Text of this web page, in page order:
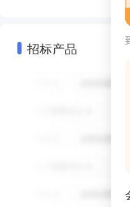
招标产品